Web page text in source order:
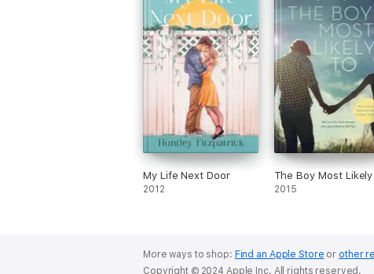
My Life Next Door
2012
The Boy Most Likely
2015
More ways to shop: Find an Apple Store or other
Copyright © 2024 Apple Inc. All rights reserved.